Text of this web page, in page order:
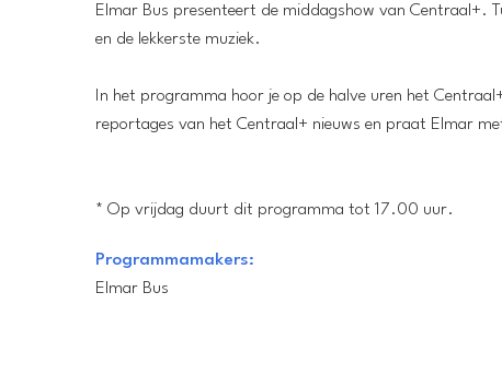
Elmar Bus presenteert de middagshow van Centraal+.
en de lekkerste muziek.
In het programma hoor je op de halve uren het
reportages van het Centraal+ nieuws en praat Elmar
* Op vrijdag duurt dit programma tot 17.00 uur.
Programmamakers:
Elmar Bus